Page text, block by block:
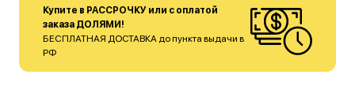
Купите в РАССРОЧКУ или с оплатой
заказа ДОЛЯМИ!
БЕСПЛАТНАЯ ДОСТАВКА до пункта выдачи в
РФ